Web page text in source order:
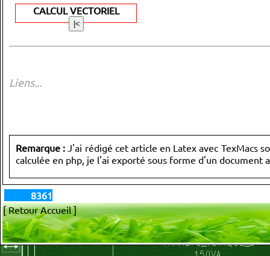
CALCUL VECTORIEL
Liens...
Remarque : J'ai rédigé cet article en Latex avec TexMacs
calculée en php, je l'ai exporté sous forme d'un document
8361
[ Retour Accueil ]